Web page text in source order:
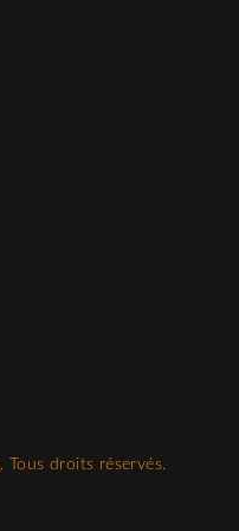
. Tous droits réservés.